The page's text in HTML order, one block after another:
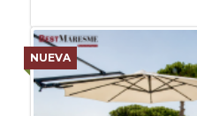
NUEVA